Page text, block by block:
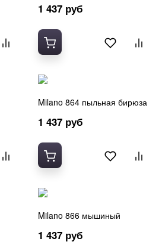
1 437 руб
Milano 864 пыльная бирюза
1 437 руб
Milano 866 мышиный
1 437 руб